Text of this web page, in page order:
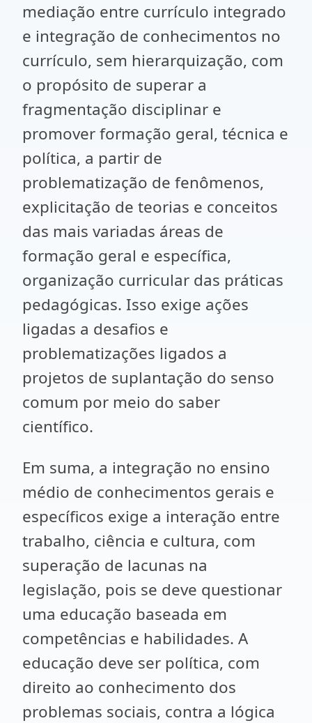
mediação entre currículo integrado
e integração de conhecimentos no
currículo, sem hierarquização, com
o propósito de superar a
fragmentação disciplinar e
promover formação geral, técnica e
política, a partir de
problematização de fenômenos,
explicitação de teorias e conceitos
das mais variadas áreas de
formação geral e específica,
organização curricular das práticas
pedagógicas. Isso exige ações
ligadas a desafios e
problematizações ligados a
projetos de suplantação do senso
comum por meio do saber
científico.
Em suma, a integração no ensino
médio de conhecimentos gerais e
específicos exige a interação entre
trabalho, ciência e cultura, com
superação de lacunas na
legislação, pois se deve questionar
uma educação baseada em
competências e habilidades. A
educação deve ser política, com
direito ao conhecimento dos
problemas sociais, contra a lógica